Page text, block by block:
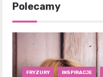
Polecamy
FRYZURY INSPIRACJE